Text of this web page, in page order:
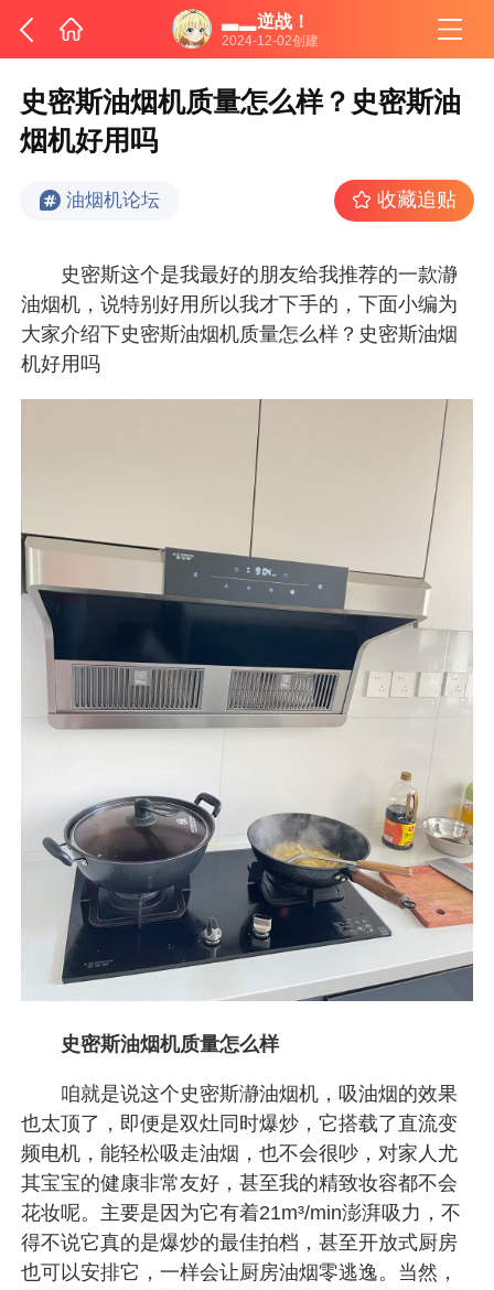
▃▂逆战！
2024-12-02创建
史密斯油烟机质量怎么样？史密斯油
烟机好用吗
油烟机论坛 收藏追贴
史密斯这个是我最好的朋友给我推荐的一款瀞
油烟机，说特别好用所以我才下手的，下面小编为
大家介绍下史密斯油烟机质量怎么样？史密斯油烟
机好用吗
史密斯油烟机质量怎么样
咱就是说这个史密斯瀞油烟机，吸油烟的效果
也太顶了，即便是双灶同时爆炒，它搭载了直流变
频电机，能轻松吸走油烟，也不会很吵，对家人尤
其宝宝的健康非常友好，甚至我的精致妆容都不会
花妆呢。主要是因为它有着21m³/min澎湃吸力，不
得不说它真的是爆炒的最佳拍档，甚至开放式厨房
也可以安排它，一样会让厨房油烟零逃逸。当然，